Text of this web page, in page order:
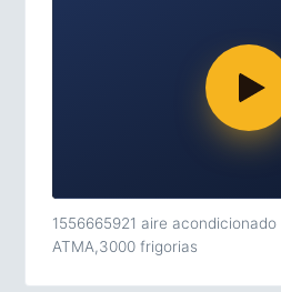
1556665921 aire
ATMA,3000 frigorias